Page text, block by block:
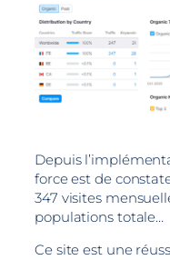
Depuis
force est de
347 visites
populations totale…
Ce site est une